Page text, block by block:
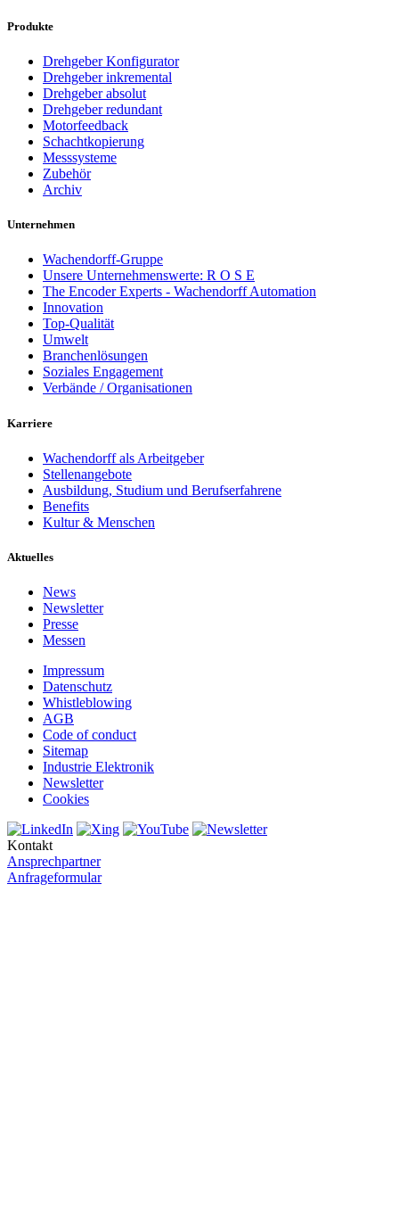
Produkte
Drehgeber Konfigurator
Drehgeber inkremental
Drehgeber absolut
Drehgeber redundant
Motorfeedback
Schachtkopierung
Messsysteme
Zubehör
Archiv
Unternehmen
Wachendorff-Gruppe
Unsere Unternehmenswerte: R O S E
The Encoder Experts - Wachendorff Automation
Innovation
Top-Qualität
Umwelt
Branchenlösungen
Soziales Engagement
Verbände / Organisationen
Karriere
Wachendorff als Arbeitgeber
Stellenangebote
Ausbildung, Studium und Berufserfahrene
Benefits
Kultur & Menschen
Aktuelles
News
Newsletter
Presse
Messen
Impressum
Datenschutz
Whistleblowing
AGB
Code of conduct
Sitemap
Industrie Elektronik
Newsletter
Cookies
Kontakt
Ansprechpartner
Anfrageformular